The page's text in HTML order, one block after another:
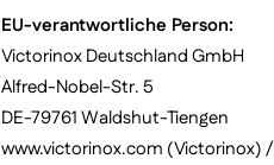
EU-verantwortliche Person:
Victorinox Deutschland GmbH
Alfred-Nobel-Str. 5
DE-79761 Waldshut-Tiengen
www.victorinox.com (Victorinox) /